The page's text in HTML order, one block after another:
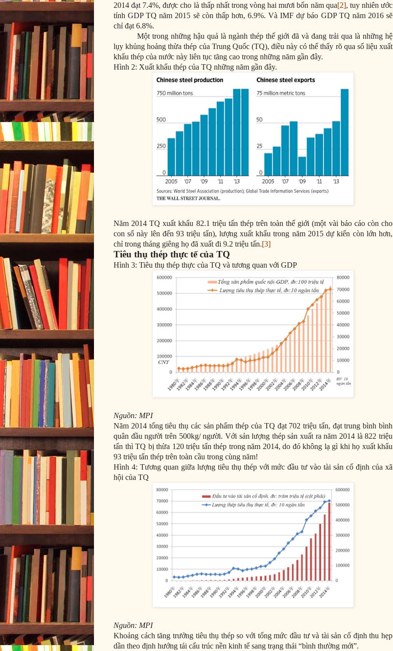
2014 đạt 7.4%, được cho là thấp nhất trong vòng hai mươi bốn năm qua[2], tuy nhiên ước
tính GDP TQ năm 2015 sẽ còn thấp hơn, 6.9%. Và IMF dự báo GDP TQ năm 2016 sẽ
chỉ đạt 6.8%.
Một trong những hậu quả là ngành thép thế giới đã và đang trải qua là những hệ
lụy khủng hoảng thừa thép của Trung Quốc (TQ), điều này có thể thấy rõ qua số liệu xuất
khẩu thép của nước này liên tục tăng cao trong những năm gần đây.
Hình 2: Xuất khẩu thép của TQ những năm gần đây.
Năm 2014 TQ xuất khẩu 82.1 triệu tấn thép trên toàn thế giới (một vài báo cáo còn cho
con số này lên đến 93 triệu tấn), lượng xuất khẩu trong năm 2015 dự kiến còn lớn hơn,
chỉ trong tháng giêng họ đã xuất đi 9.2 triệu tấn.[3]
Tiêu thụ thép thực tế của TQ
Hình 3: Tiêu thụ thép thực của TQ và tương quan với GDP
Nguồn: MPI
Năm 2014 tổng tiêu thụ các sản phẩm thép của TQ đạt 702 triệu tấn, đạt trung bình bình
quân đầu người trên 500kg/ người. Với sản lượng thép sản xuất ra năm 2014 là 822 triệu
tấn thì TQ bị thừa 120 triệu tấn thép trong năm 2014, do đó không lạ gì khi họ xuất khẩu
93 triệu tấn thép trên toàn cầu trong cùng năm!
Hình 4: Tương quan giữa lượng tiêu thụ thép với mức đầu tư vào tài sản cố định của xã
hội của TQ
Nguồn: MPI
Khoảng cách tăng trưởng tiêu thụ thép so với tổng mức đầu tư và tài sản cố định thu hẹp
dần theo định hướng tái cấu trúc nền kinh tế sang trạng thái “bình thường mới”.